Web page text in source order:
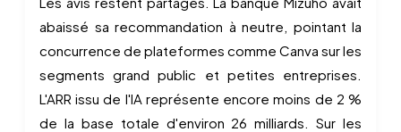
abaissé sa recommandation à neutre, pointant la
concurrence de plateformes comme Canva sur les
segments grand public et petites entreprises.
L'ARR issu de l'IA représente encore moins de 2 %
de la base totale d'environ 26 milliards. Sur les